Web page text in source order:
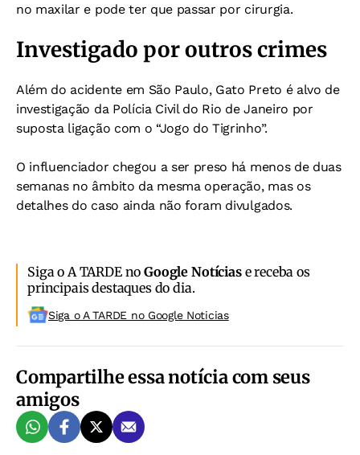
no maxilar e pode ter que passar por cirurgia.
Investigado por outros crimes
Além do acidente em São Paulo, Gato Preto é alvo de
investigação da Polícia Civil do Rio de Janeiro por
suposta ligação com o “Jogo do Tigrinho”.
O influenciador chegou a ser preso há menos de duas
semanas no âmbito da mesma operação, mas os
detalhes do caso ainda não foram divulgados.
Siga o A TARDE noGoogle Notíciase receba os
principais destaques do dia.
Siga o A TARDE no Google Noticias
Compartilhe essa notícia com seus
amigos